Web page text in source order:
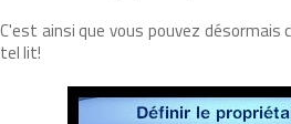
C'est ainsi que vous pouvez
tel lit!